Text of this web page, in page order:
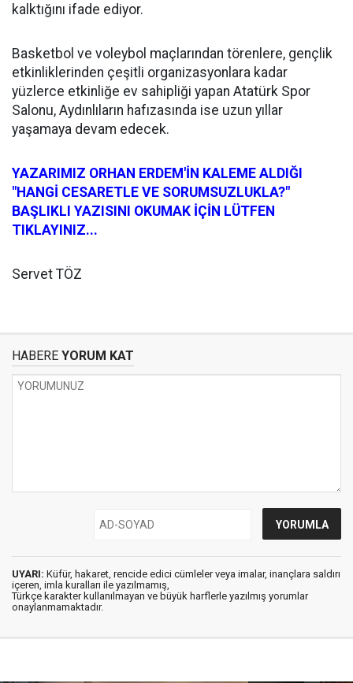
kalktığını ifade ediyor.
Basketbol ve voleybol maçlarından törenlere, gençlik
etkinliklerinden çeşitli organizasyonlara kadar
yüzlerce etkinliğe ev sahipliği yapan Atatürk Spor
Salonu, Aydınlıların hafızasında ise uzun yıllar
yaşamaya devam edecek.
YAZARIMIZ ORHAN ERDEM'İN KALEME ALDIĞI
"HANGİ CESARETLE VE SORUMSUZLUKLA?"
BAŞLIKLI YAZISINI OKUMAK İÇİN LÜTFEN
TIKLAYINIZ...
Servet TÖZ
HABERE YORUM KAT
UYARI: Küfür, hakaret, rencide edici cümleler veya imalar, inançlara saldırı
içeren, imla kuralları ile yazılmamış,
Türkçe karakter kullanılmayan ve büyük harflerle yazılmış yorumlar
onaylanmamaktadır.